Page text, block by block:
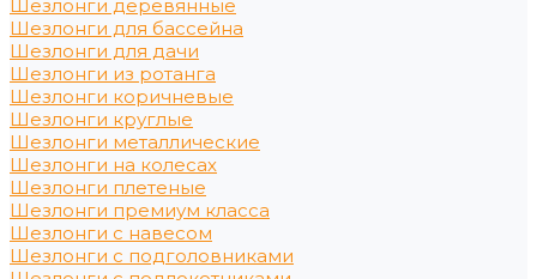
Шезлонги деревянные
Шезлонги для бассейна
Шезлонги для дачи
Шезлонги из ротанга
Шезлонги коричневые
Шезлонги круглые
Шезлонги металлические
Шезлонги на колесах
Шезлонги плетеные
Шезлонги премиум класса
Шезлонги с навесом
Шезлонги с подголовниками